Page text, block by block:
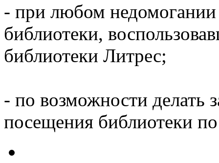
- при любом недомогании
библиотеки,
библиотеки Литрес;
- по возможности делать
посещения библиотеки